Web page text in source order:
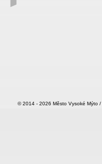
© 2014 - 2026 Město Vysoké Mýto /